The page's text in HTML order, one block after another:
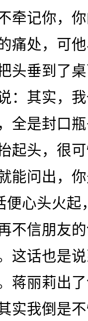
牵记你，
痛处，可
头垂到了
：其实，
全是封口
起头，很
能问出，
便心头火
不信朋友
这话也是
蒋丽莉出
实我倒是